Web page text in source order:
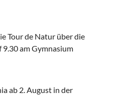
Tour de Natur über die
am Gymnasium
ab 2. August in der